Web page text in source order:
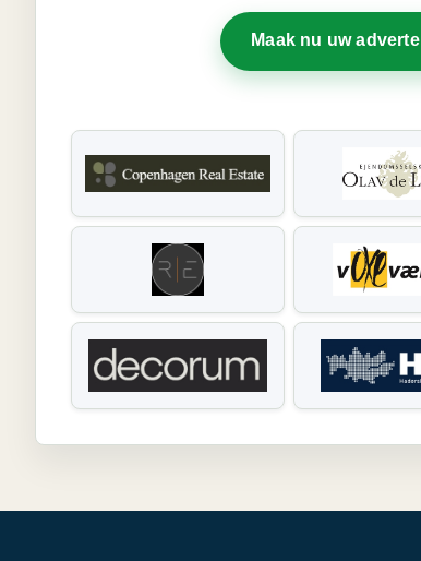
Maak nu uw